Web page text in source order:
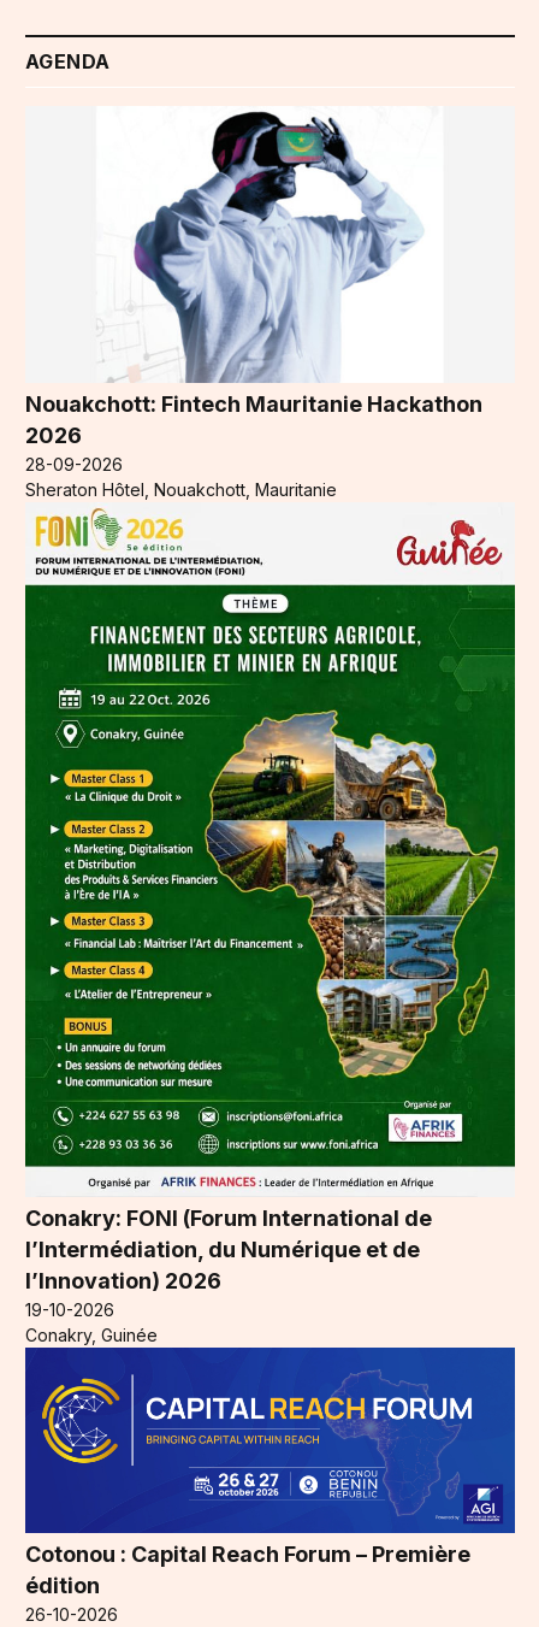
AGENDA
Nouakchott: Fintech Mauritanie Hackathon
2026
28-09-2026
Sheraton Hôtel, Nouakchott, Mauritanie
Conakry: FONI (Forum International de
l’Intermédiation, du Numérique et de
l’Innovation) 2026
19-10-2026
Conakry, Guinée
Cotonou : Capital Reach Forum – Première
édition
26-10-2026